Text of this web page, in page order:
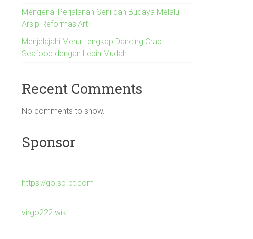
Mengenal Perjalanan Seni dan Budaya Melalui
Arsip ReformasiArt
Menjelajahi Menu Lengkap Dancing Crab
Seafood dengan Lebih Mudah
Recent Comments
No comments to show.
Sponsor
https://go.sp-pt.com
virgo222.wiki